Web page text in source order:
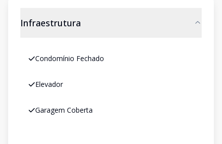
Infraestrutura
Condomínio Fechado
Elevador
Garagem Coberta